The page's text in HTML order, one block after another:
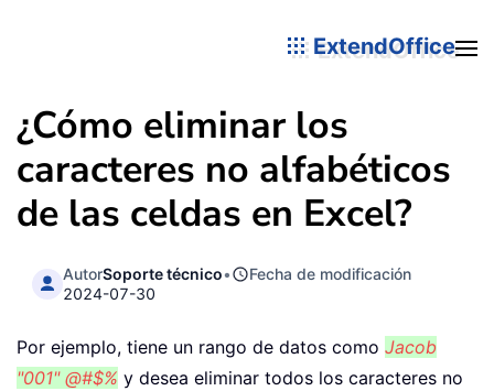
ExtendOffice
¿Cómo eliminar los
caracteres no alfabéticos
de las celdas en Excel?
AutorSoporte técnico•
Fecha de modificación
2024-07-30
Por ejemplo, tiene un rango de datos como Jacob
"001" @#$% y desea eliminar todos los caracteres no